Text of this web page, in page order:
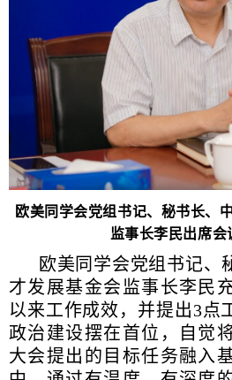
欧美同学会党组书记、秘书长、
监事长李民出席会
欧美同学会党组书记、
才发展基金会监事长李民
以来工作成效，并提出3点
政治建设摆在首位，自觉
大会提出的目标任务融入